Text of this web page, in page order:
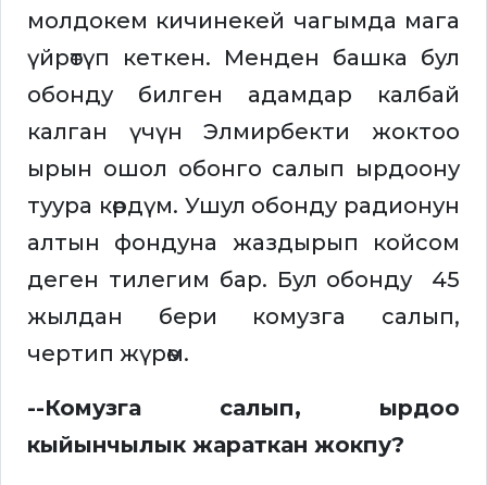
молдокем кичинекей чагымда мага
үйрөтүп кеткен. Менден башка бул
обонду билген адамдар калбай
калган үчүн Элмирбекти жоктоо
ырын ошол обонго салып ырдоону
туура көрдүм. Ушул обонду радионун
алтын фондуна жаздырып койсом
деген тилегим бар. Бул обонду 45
жылдан бери комузга салып,
чертип жүрөм.
--Комузга салып, ырдоо
кыйынчылык жараткан жокпу?